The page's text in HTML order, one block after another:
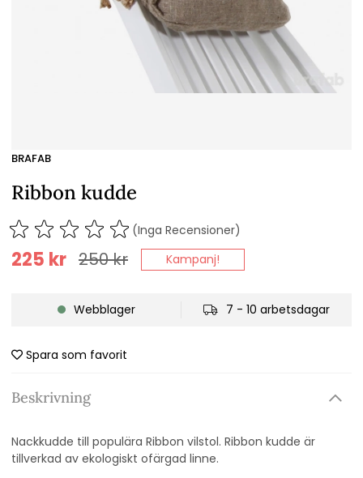
BRAFAB
Ribbon kudde
(Inga Recensioner)
250kr
225 kr Kampanj!
Webblager 7 - 10 arbetsdagar
Spara som favorit
Beskrivning
Nackkudde till populära Ribbon vilstol. Ribbon kudde är
tillverkad av ekologiskt ofärgad linne.